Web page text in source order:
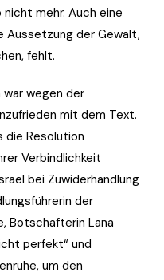
mehr. Auch eine
Aussetzung der Gewalt,
fehlt.
war wegen der
mit dem Text.
die Resolution
Verbindlichkeit
bei Zuwiderhandlung
der
Botschafterin Lana
perfekt“ und
um den